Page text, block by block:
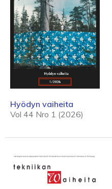
Hyödyn vaiheita
Vol 44 Nro 1 (2026)